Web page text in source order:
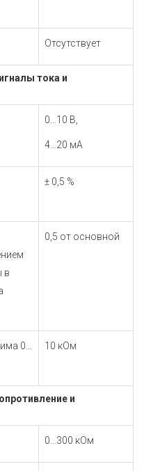
Отсутствует
тока и
0…10 В,
4…20 мА
± 0,5 %
в
0,5 от основной
0…
10 кОм
и
0…300 кОм